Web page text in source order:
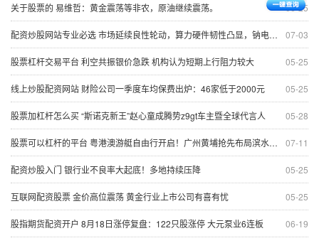
06-25
关于股票的 易维哲：黄金震荡等非农，原油继续震荡。
07-03
配资炒股网站专业必选 市场延续良性轮动，算力硬件韧性凸显，钠电池再迎重磅催化
05-25
股票杠杆交易平台 利空共振银价急跌 机构认为短期上行阻力较大
05-25
线上炒股配资网站 财险公司一季度车均保费出炉：46家低于2000元
05-28
股票加杠杆怎么买 “斯诺克新王”赵心童成腾势z9gt车主暨全球代言人
07-11
股票可以杠杆的平台 粤港澳游艇自由行开启！广州黄埔抢先布局滨水经济
05-25
配资炒股入门 银行业不良率大起底！多地持续压降
05-25
互联网配资股票 金价高位震荡 黄金行业上市公司有喜有忧
06-19
股指期货配资开户 8月18日涨停复盘：122只股涨停 大元泵业6连板